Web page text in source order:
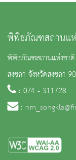
พิพิธภัณฑสถานแ
พิพิธภัณฑสถานแห่งชาติ
สงขลา จังหวัดสงขลา
: 074 - 311728
: